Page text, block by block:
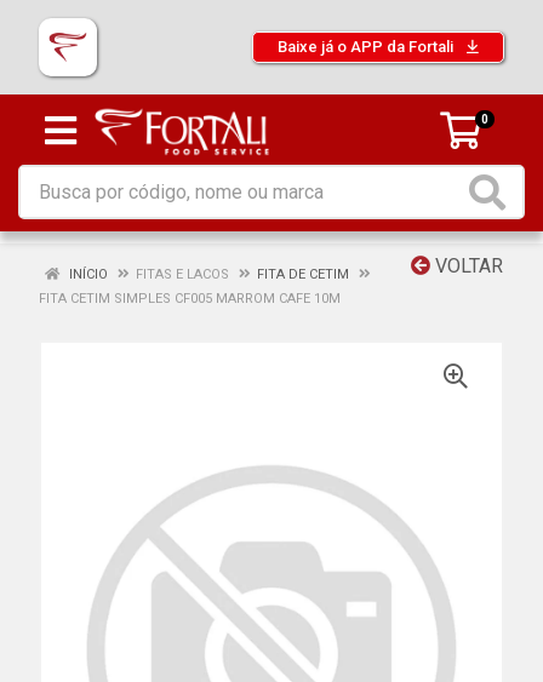
Baixe já o APP da Fortali
0
VOLTAR
INÍCIO FITAS E LACOS
FITA DE CETIM
FITA CETIM SIMPLES CF005 MARROM CAFE 10M